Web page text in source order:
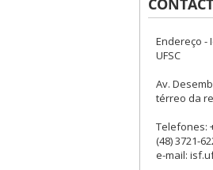
Endereço -
UFSC
Av.
térreo da
Telefones:
(48) 3721-
e-mail: